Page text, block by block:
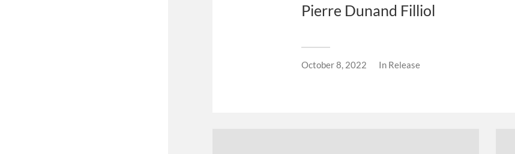
Pierre Dunand Filliol
October 8, 2022 In Release